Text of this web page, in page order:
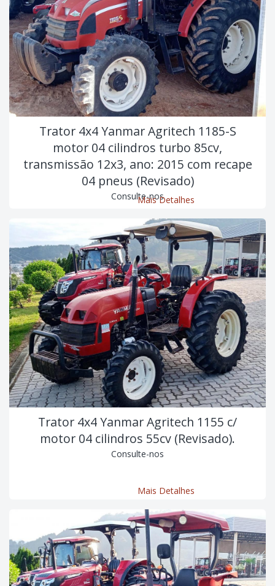
Trator 4x4 Yanmar Agritech 1185-S
motor 04 cilindros turbo 85cv,
transmissão 12x3, ano: 2015 com recape
04 pneus (Revisado)
Consulte-nosMais Detalhes
Trator 4x4 Yanmar Agritech 1155 c/
motor 04 cilindros 55cv (Revisado).
Consulte-nos
Mais Detalhes